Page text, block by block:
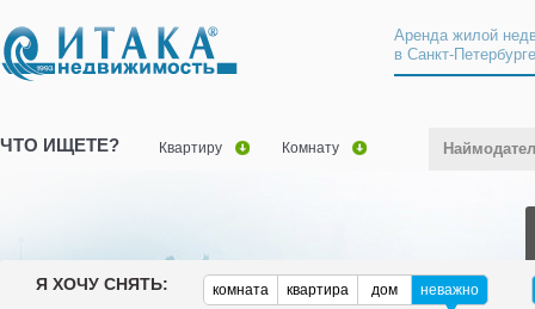
Аренда жилой
в Санкт-
ЧТО ИЩЕТЕ? Квартиру Комнату
Я ХОЧУ СНЯТЬ: комната квартира дом неважно